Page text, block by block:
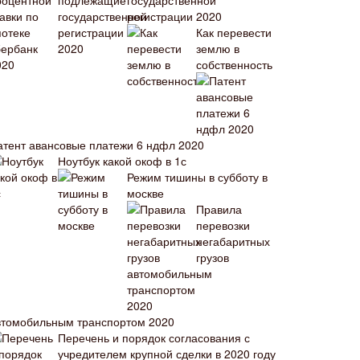
регистрации 2020
Как перевести
землю в
собственность
авансовые платежи 6 ндфл 2020
Ноутбук какой окоф в 1с
Режим тишины в субботу в
москве
Правила
перевозки
негабаритных
грузов
транспортом 2020
Перечень и порядок согласования с
учредителем крупной сделки в 2020 году